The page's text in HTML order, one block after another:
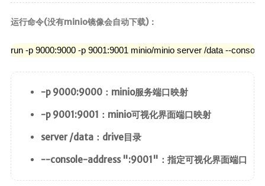
运行命令(没有minio镜像会自动下载)：
run -p 9000:9000 -p 9001:9001 minio/minio server /data --
-p 9000:9000：minio服务端口映射
-p 9001:9001：minio可视化界面端口映射
server /data：drive目录
--console-address ":9001"：指定可视化界面端口